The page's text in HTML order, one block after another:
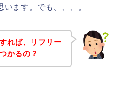
ます。でも、、、。
れば、リフリー
かるの？